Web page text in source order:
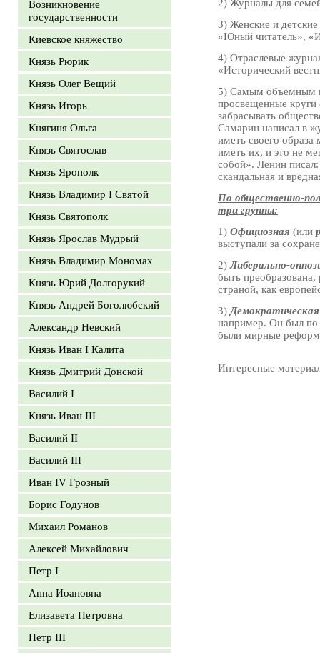
Возникновение
государственности
Киевское княжество
Князь Рюрик
Князь Олег Вещий
Князь Игорь
Княгиня Ольга
Князь Святослав
Князь Ярополк
Князь Владимир I Святой
Князь Святополк
Князь Ярослав Мудрый
Князь Владимир Мономах
Князь Юрий Долгорукий
Князь Андрей Боголюбский
Александр Невский
Князь Иван I Калита
Князь Дмитрий Донской
Василий I
Князь Иван III
Василий II
Василий III
Иван IV Грозный
Борис Годунов
Михаил Романов
Алексей Михайлович
Петр I
Анна Иоановна
Елизавета Петровна
Петр III
2) Журналы для
3) Женские и
«Юный читатель»,
4) Отраслевые
«Исторический
5) Самым объемным
просвещенные круги
забрасывать
Самарин написал в
иметь своего
иметь их, и это не
собой». Ленин
скандальная и
По общественно-
три группы:
1) Официозная (или
выступали за
2)Либерально-
быть
страной, как
3)
например. Он был по
были мирные
Интересные